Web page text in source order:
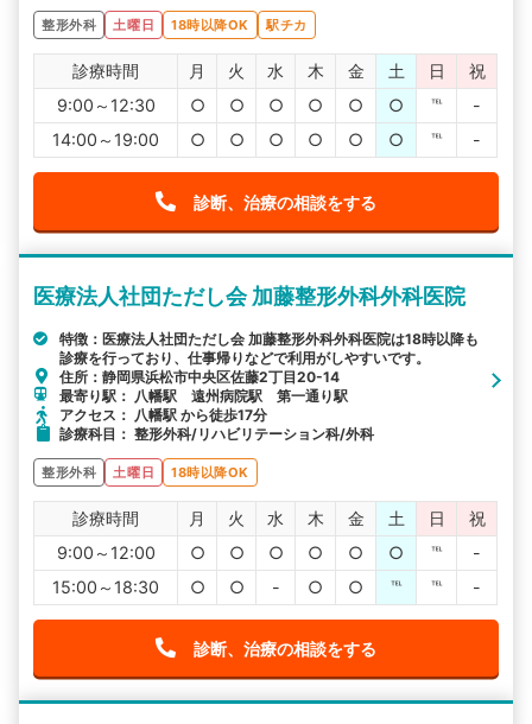
整形外科 土曜日 18時以降OK 駅チカ
診療時間 月 火 水 木 金 土 日
祝
9:00～12:30
○ ○ ○ ○ ○ ○ ℡
-
14:00～19:00
○ ○ ○ ○ ○ ○ ℡ -
診断、治療の相談をする
医療法人社団ただし会 加藤整形外科外科医院
特徴：医療法人社団ただし会 加藤整形外科外科医院は18時以降も
診療を行っており、仕事帰りなどで利用がしやすいです。
住所：静岡県浜松市中央区佐藤2丁目20-14
最寄り駅： 八幡駅 遠州病院駅 第一通り駅
アクセス： 八幡駅 から徒歩17分
診療科目： 整形外科/リハビリテーション科/外科
整形外科 土曜日 18時以降OK
診療時間 月 火 水 木 金 土 日
祝
9:00～12:00
○ ○ ○ ○ ○ ○ ℡
-
15:00～18:30
○ ○ - ○ ○ ℡ ℡ -
診断、治療の相談をする